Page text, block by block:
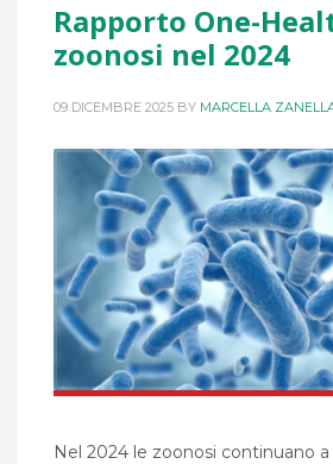
Rapporto One-
zoonosi nel 2024
09 DICEMBRE 2025 BY MARCELLA
Nel 2024 le zoonosi continuano